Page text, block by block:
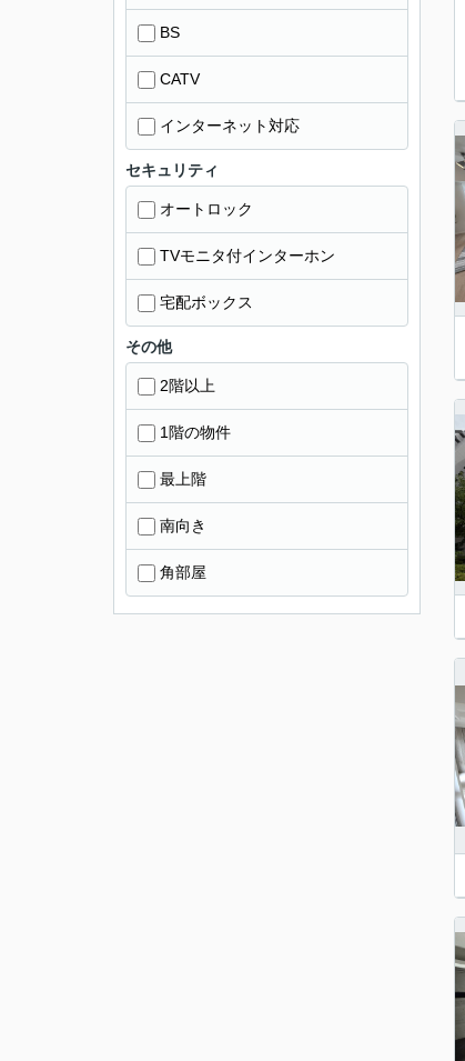
BS
CATV
インターネット対応
セキュリティ
オートロック
TVモニタ付インターホン
宅配ボックス
その他
2階以上
1階の物件
最上階
南向き
角部屋